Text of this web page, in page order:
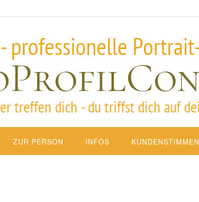
ZUR PERSON INFOS KUNDENSTIMMEN